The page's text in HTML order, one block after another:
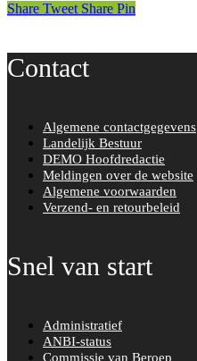
Share Tweet Share Pin
Contact
Algemene contactgegevens
Landelijk Bestuur
DEMO Hoofdredactie
Meldingen over de website
Algemene voorwaarden
Verzend- en retourbeleid
Snel van start
Administratief
ANBI-status
Commissie van Beroep